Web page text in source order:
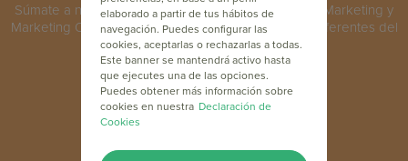
Súmate a nuestro programa de formación en Email Marketing y
Marketing Online y capacítate junto a los máximos referentes del
sector a nivel mundial.
INSCRÍBETE GRATIS
elaborado a partir de tus hábitos de
navegación. Puedes configurar las
cookies, aceptarlas o rechazarlas a todas.
Este banner se mantendrá activo hasta
que ejecutes una de las opciones.
Puedes obtener más información sobre
cookies en nuestra Declaración de
Cookies